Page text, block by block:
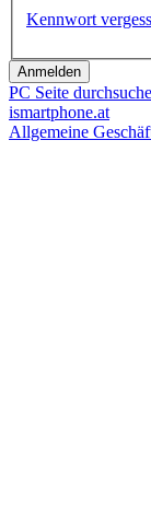
Kennwort
Anmelden
PC Seite
ismartphone.at
Allgemeine